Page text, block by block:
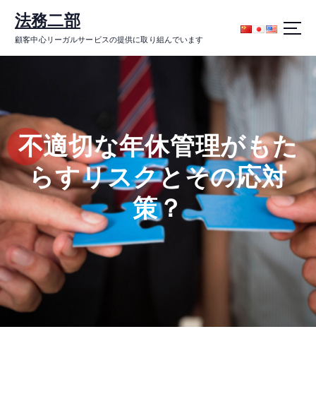
ン
キ
ッ
プ
法務二部
顧客中心リーガルサービスの提供に取り組んでいます
不適切な年休管理がもた
らすリスクとその応対
策？